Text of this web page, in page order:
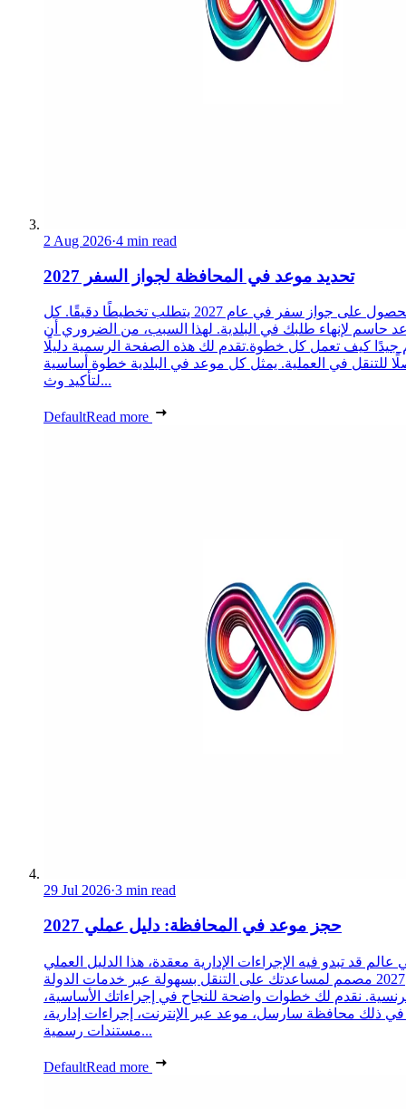
2 Aug 2026·4 min read
تحديد موعد في المحافظة لجواز السفر 2027
الحصول على جواز سفر في عام 2027 يتطلب تخطيطًا دقيقًا. كل
حاسم لإنهاء طلبك في البلدية. لهذا السبب، من الضروري أن
جيدًا كيف تعمل كل خطوة.تقدم لك هذه الصفحة الرسمية دليلًا
للتنقل في العملية. يمثل كل موعد في البلدية خطوة أساسية
لتأكيد وث...
DefaultRead more
29 Jul 2026·3 min read
حجز موعد في المحافظة: دليل عملي 2027
عالم قد تبدو فيه الإجراءات الإدارية معقدة، هذا الدليل العملي
2027 مصمم لمساعدتك على التنقل بسهولة عبر خدمات الدولة
نقدم لك خطوات واضحة للنجاح في إجراءاتك الأساسية،
في ذلك محافظة سارسل، موعد عبر الإنترنت، إجراءات إدارية،
مستندات رسمية...
DefaultRead more